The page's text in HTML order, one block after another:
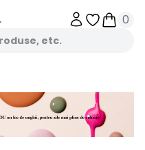
Obiecte
0